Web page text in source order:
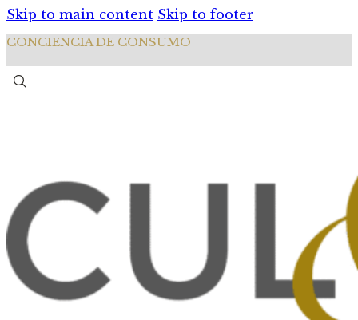
Skip to main content Skip to footer
CONCIENCIA DE CONSUMO